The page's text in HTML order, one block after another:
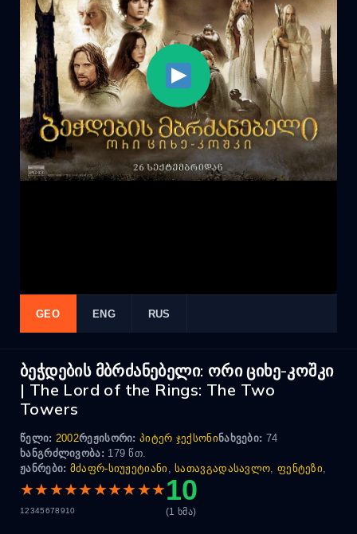
GEO ENG RUS
ბეჭდების მბრძანებელი: ორი ციხე-კოშკი
| The Lord of the Rings: The Two
Towers
წელი: 2002რეჟისორი: პიტერ ჯექსონინახვები: 74
ხანგრძლივობა: 179 წთ.
ჟანრები: მძაფრ-სიუჟეტიანი ,სათავგადასავლო ფენტეზი
★★★★★★★★★★
12345678910
10
(1 ხმა)